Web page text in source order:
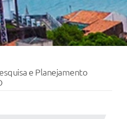
e Planejamento